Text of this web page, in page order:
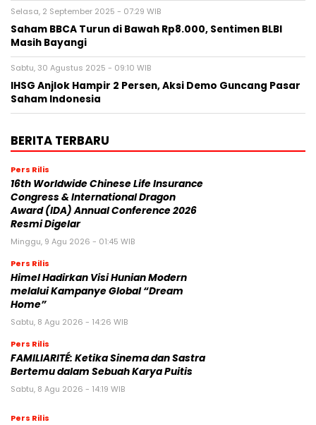
Selasa, 2 September 2025 - 07:29 WIB
Saham BBCA Turun di Bawah Rp8.000, Sentimen BLBI
Masih Bayangi
Sabtu, 30 Agustus 2025 - 09:10 WIB
IHSG Anjlok Hampir 2 Persen, Aksi Demo Guncang Pasar
Saham Indonesia
BERITA TERBARU
Pers Rilis
16th Worldwide Chinese Life Insurance
Congress & International Dragon
Award (IDA) Annual Conference 2026
Resmi Digelar
Minggu, 9 Agu 2026 - 01:45 WIB
Pers Rilis
Himel Hadirkan Visi Hunian Modern
melalui Kampanye Global “Dream
Home”
Sabtu, 8 Agu 2026 - 14:26 WIB
Pers Rilis
FAMILIARITÉ: Ketika Sinema dan Sastra
Bertemu dalam Sebuah Karya Puitis
Sabtu, 8 Agu 2026 - 14:19 WIB
Pers Rilis